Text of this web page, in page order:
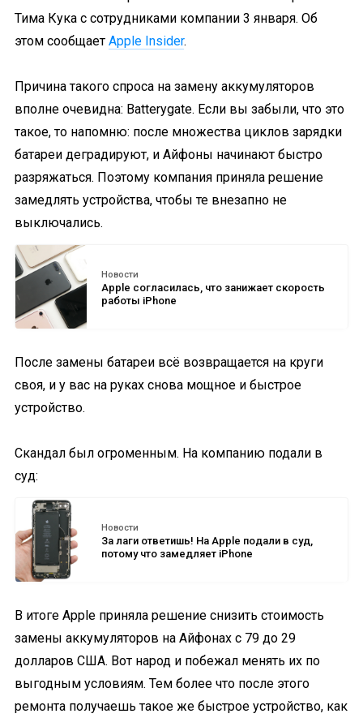
Тима Кука с сотрудниками компании 3 января. Об
этом сообщает Apple Insider.
Причина такого спроса на замену аккумуляторов
вполне очевидна: Batterygate. Если вы забыли, что это
такое, то напомню: после множества циклов зарядки
батареи деградируют, и Айфоны начинают быстро
разряжаться. Поэтому компания приняла решение
замедлять устройства, чтобы те внезапно не
выключались.
Новости
Apple согласилась, что занижает скорость
работы iPhone
После замены батареи всё возвращается на круги
своя, и у вас на руках снова мощное и быстрое
устройство.
Скандал был огроменным. На компанию подали в
суд:
Новости
За лаги ответишь! На Apple подали в суд,
потому что замедляет iPhone
В итоге Apple приняла решение снизить стоимость
замены аккумуляторов на Айфонах с 79 до 29
долларов США. Вот народ и побежал менять их по
выгодным условиям. Тем более что после этого
ремонта получаешь такое же быстрое устройство, как